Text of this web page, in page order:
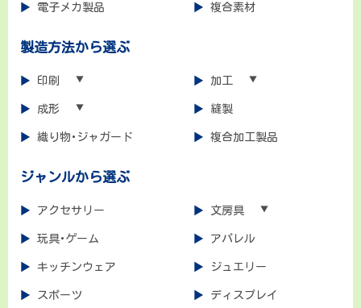
電子メカ製品 複合素材
製造方法から選ぶ
印刷 加工
成形 縫製
織り物･ジャガード 複合加工製品
ジャンルから選ぶ
アクセサリー 文房具
玩具･ゲーム アパレル
キッチンウェア ジュエリー
スポーツ ディスプレイ